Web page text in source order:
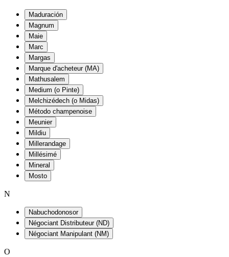
Maduración
Magnum
Maie
Marc
Margas
Marque d'acheteur (MA)
Mathusalem
Medium (o Pinte)
Melchizédech (o Midas)
Método champenoise
Meunier
Mildiu
Millerandage
Millésimé
Mineral
Mosto
N
Nabuchodonosor
Négociant Distributeur (ND)
Négociant Manipulant (NM)
O